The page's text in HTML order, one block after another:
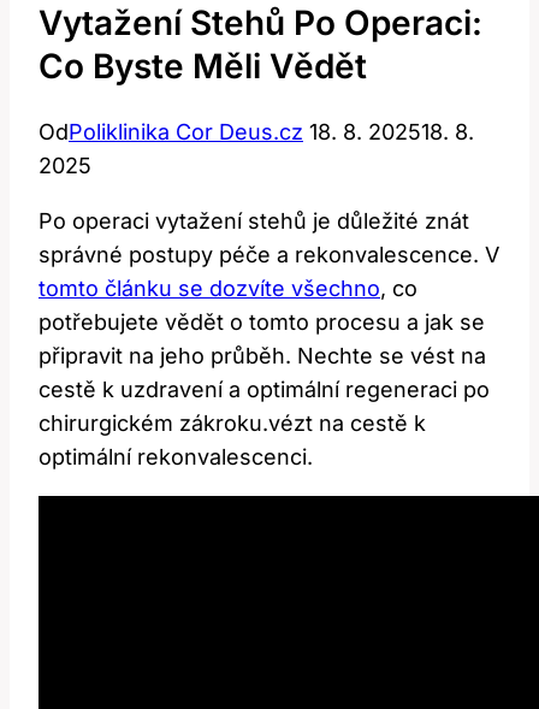
Vytažení Stehů Po Operaci:
Co Byste Měli Vědět
OdPoliklinika Cor Deus.cz 18. 8. 202518. 8.
2025
Po operaci vytažení⁣ stehů je důležité​ znát
správné postupy péče‌ a‍ rekonvalescence. ⁤V
tomto článku se dozvíte všechno, co
potřebujete vědět o ⁤tomto procesu a‍ jak se
⁢připravit ‌na jeho průběh. Nechte⁤ se ⁢vést na
cestě k uzdravení a optimální regeneraci po
chirurgickém zákroku.vézt ‌na cestě k
optimální rekonvalescenci.